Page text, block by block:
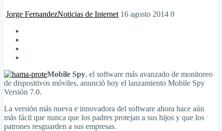
Jorge FernandezNoticias de Internet 16 agosto 2014 0
Mobile Spy, el software más avanzado de monitoreo
de dispositivos móviles, anunció hoy el lanzamiento Mobile Spy
Versión 7.0.
La versión más nueva e innovadora del software ahora hace aún
más fácil que nunca que los padres protejan a sus hijos y que los
patrones resguarden a sus empresas.